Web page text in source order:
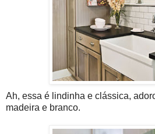
Ah, essa é lindinha e clássica,
madeira e branco.